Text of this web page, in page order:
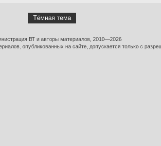
Тёмная тема
ВТ и авторы материалов, 2010—2026
опубликованных на сайте, допускается только с